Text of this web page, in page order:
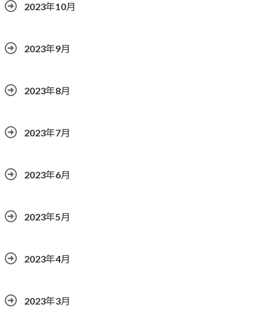
2023年10月
2023年9月
2023年8月
2023年7月
2023年6月
2023年5月
2023年4月
2023年3月